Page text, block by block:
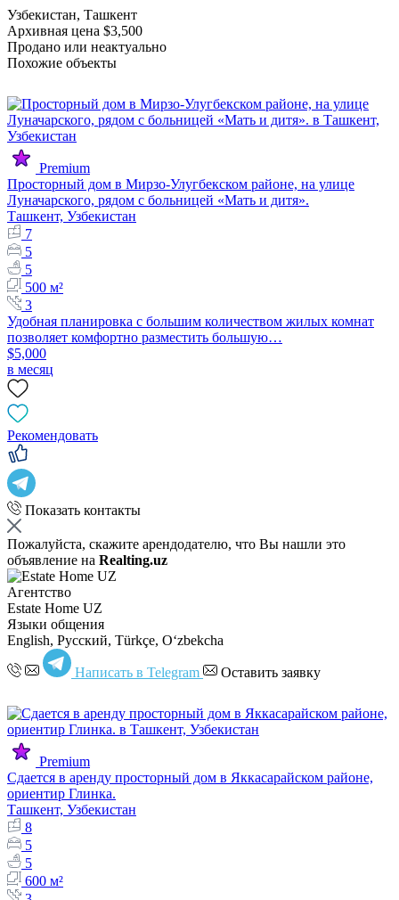
Узбекистан, Ташкент
Архивная цена $3,500
Продано или неактуально
Похожие объекты
Premium
Просторный дом в Мирзо-Улугбекском районе, на улице
Луначарского, рядом с больницей «Мать и дитя».
Ташкент, Узбекистан
7
5
5
500 м²
3
Удобная планировка с большим количеством жилых комнат
позволяет комфортно разместить большую…
$5,000
в месяц
Рекомендовать
Показать контакты
Пожалуйста, скажите арендодателю, что Вы нашли это
объявление на Realting.uz
Агентство
Estate Home UZ
Языки общения
English, Русский, Türkçe, Oʻzbekcha
Написать в Telegram Оставить заявку
Premium
Сдается в аренду просторный дом в Яккасарайском районе,
ориентир Глинка.
Ташкент, Узбекистан
8
5
5
600 м²